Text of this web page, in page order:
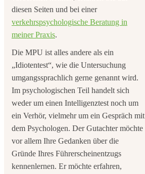
diesen Seiten und bei einer
verkehrspsychologische Beratung in
meiner Praxis.
Die MPU ist alles andere als ein
„Idiotentest“, wie die Untersuchung
umgangssprachlich gerne genannt wird.
Im psychologischen Teil handelt sich
weder um einen Intelligenztest noch um
ein Verhör, vielmehr um ein Gespräch mit
dem Psychologen. Der Gutachter möchte
vor allem Ihre Gedanken über die
Gründe Ihres Führerscheinentzugs
kennenlernen. Er möchte erfahren,